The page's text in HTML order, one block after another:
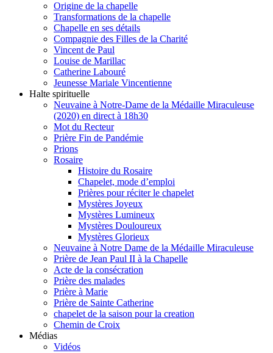
Origine de la chapelle
Transformations de la chapelle
Chapelle en ses détails
Compagnie des Filles de la Charité
Vincent de Paul
Louise de Marillac
Catherine Labouré
Jeunesse Mariale Vincentienne
Halte spirituelle
Neuvaine à Notre-Dame de la Médaille Miraculeuse
(2020) en direct à 18h30
Mot du Recteur
Prière Fin de Pandémie
Prions
Rosaire
Histoire du Rosaire
Chapelet, mode d’emploi
Prières pour réciter le chapelet
Mystères Joyeux
Mystères Lumineux
Mystères Douloureux
Mystères Glorieux
Neuvaine à Notre Dame de la Médaille Miraculeuse
Prière de Jean Paul II à la Chapelle
Acte de la consécration
Prière des malades
Prière à Marie
Prière de Sainte Catherine
chapelet de la saison pour la creation
Chemin de Croix
Médias
Vidéos